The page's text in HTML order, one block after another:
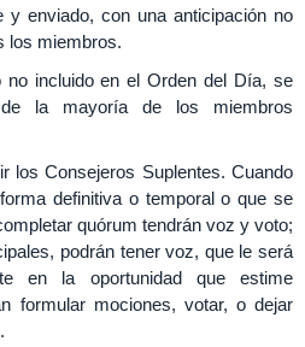
y enviado, con una anticipación no
los miembros.
no incluido en el Orden del Día, se
de la mayoría de los miembros
los Consejeros Suplentes. Cuando
definitiva o temporal o que se
quórum tendrán voz y voto;
podrán tener voz, que le será
en la oportunidad que estime
formular mociones, votar, o dejar